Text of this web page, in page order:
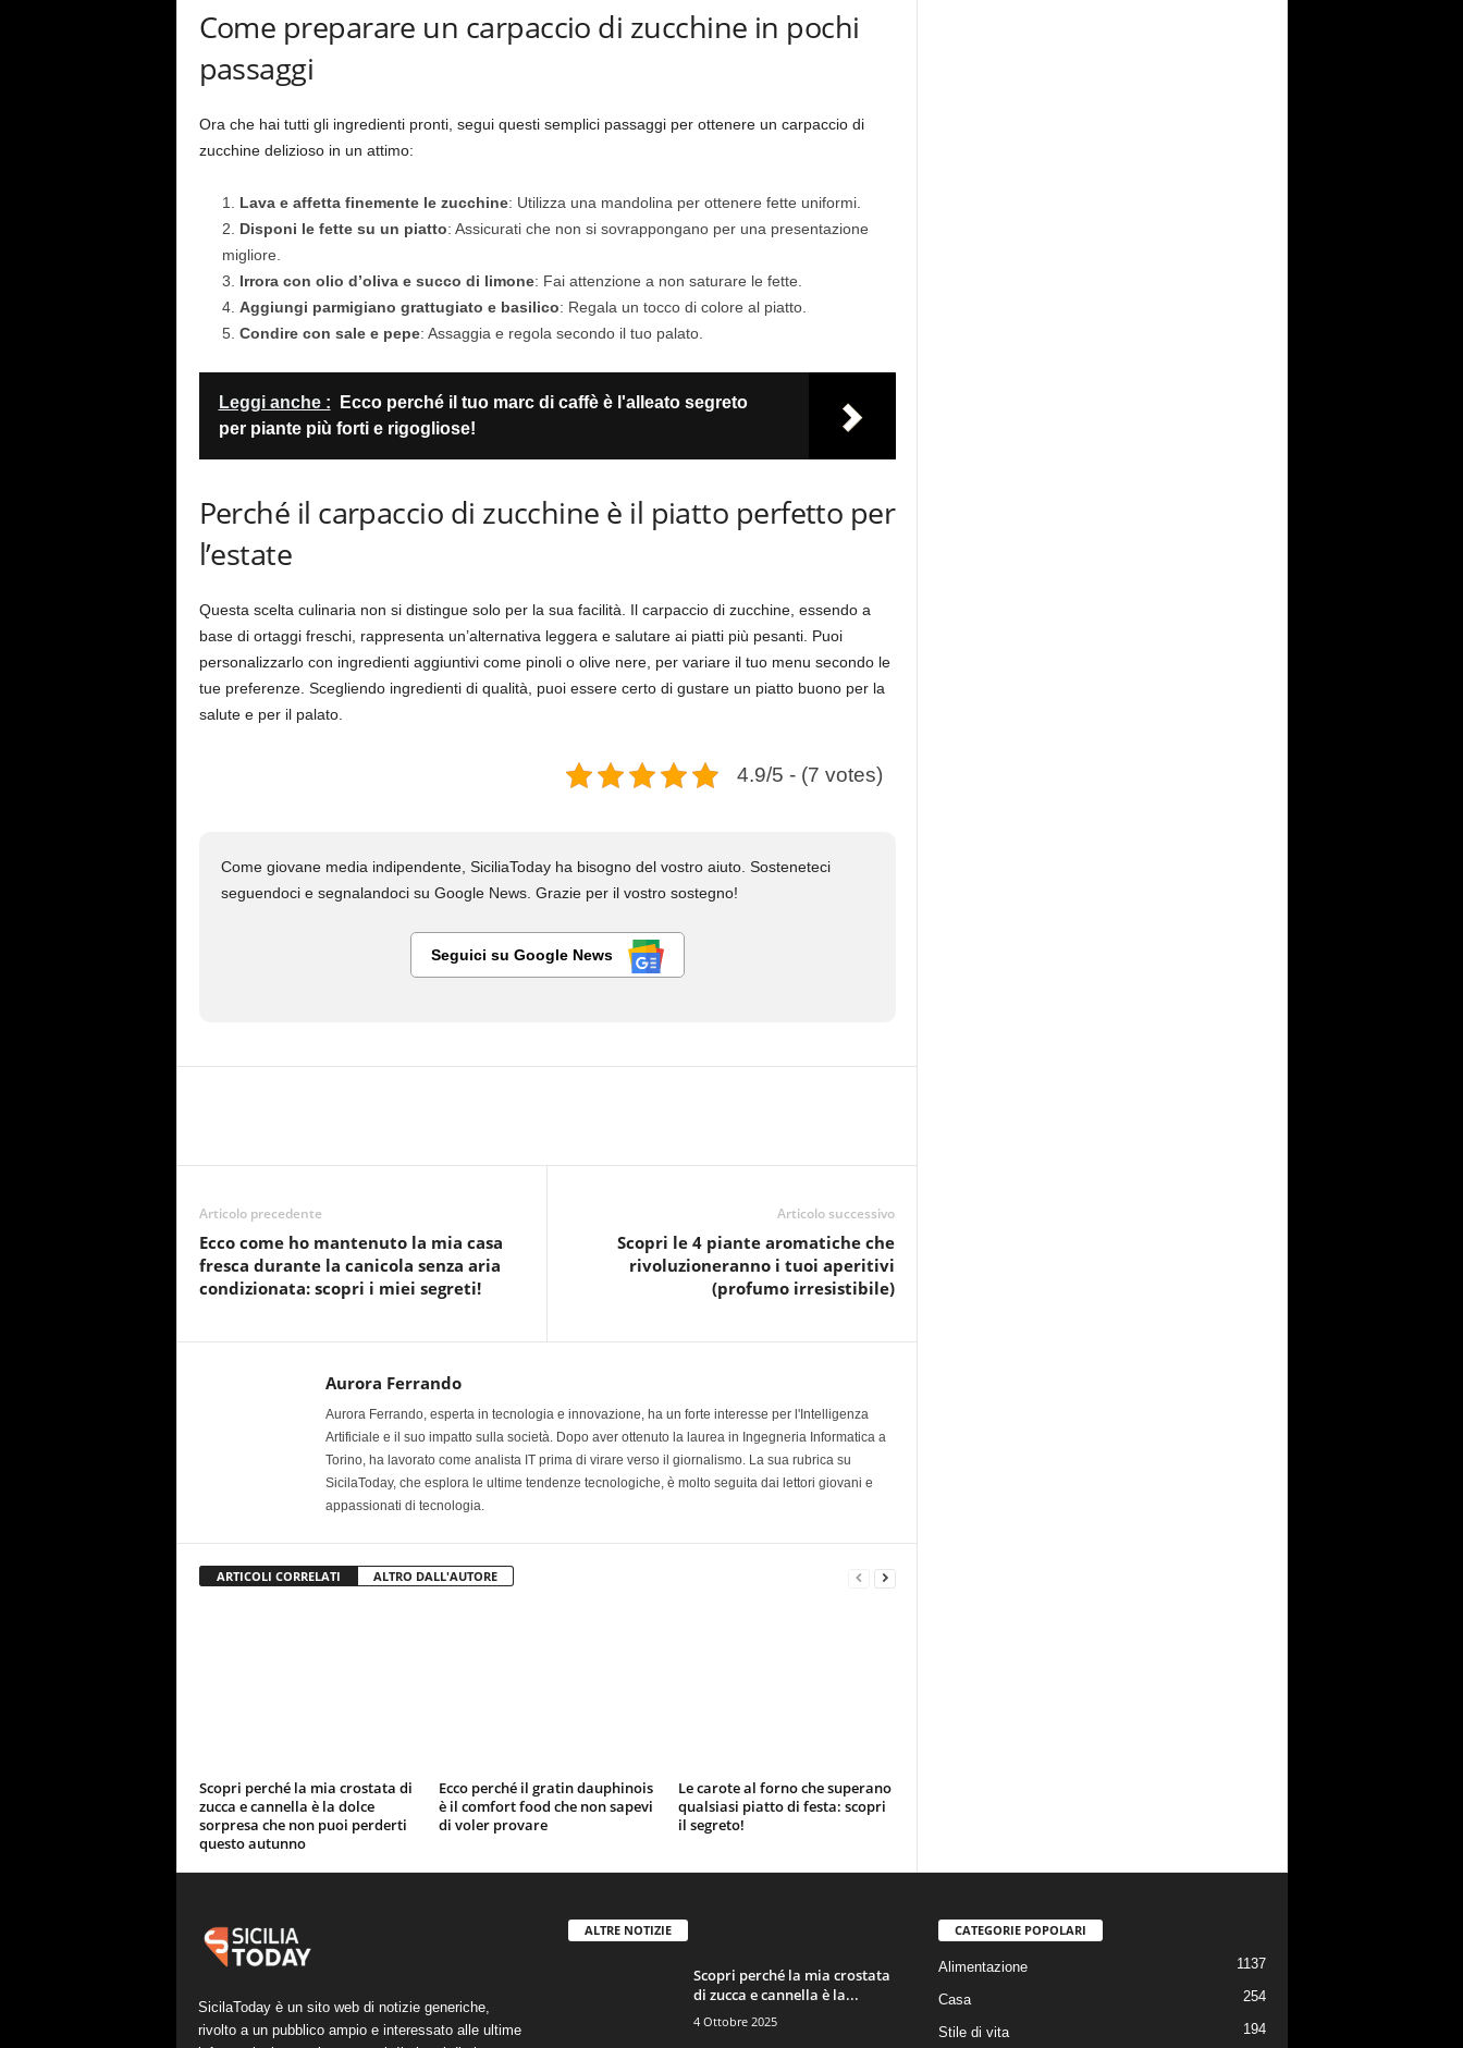
Come preparare un carpaccio di zucchine in pochi
passaggi
Ora che hai tutti gli ingredienti pronti, segui questi semplici passaggi per ottenere un carpaccio di
zucchine delizioso in un attimo:
Lava e affetta finemente le zucchine: Utilizza una mandolina per ottenere fette uniformi.
Disponi le fette su un piatto: Assicurati che non si sovrappongano per una presentazione
migliore.
Irrora con olio d’oliva e succo di limone: Fai attenzione a non saturare le fette.
Aggiungi parmigiano grattugiato e basilico: Regala un tocco di colore al piatto.
Condire con sale e pepe: Assaggia e regola secondo il tuo palato.
Leggi anche :
Ecco perché il tuo marc di caffè è l'alleato segreto
per piante più forti e rigogliose!
Perché il carpaccio di zucchine è il piatto perfetto per
l’estate
Questa scelta culinaria non si distingue solo per la sua facilità. Il carpaccio di zucchine, essendo a
base di ortaggi freschi, rappresenta un’alternativa leggera e salutare ai piatti più pesanti. Puoi
personalizzarlo con ingredienti aggiuntivi come pinoli o olive nere, per variare il tuo menu secondo le
tue preferenze. Scegliendo ingredienti di qualità, puoi essere certo di gustare un piatto buono per la
salute e per il palato.
4.9/5 - (7 votes)
Come giovane media indipendente, SiciliaToday ha bisogno del vostro aiuto. Sosteneteci
seguendoci e segnalandoci su Google News. Grazie per il vostro sostegno!
Seguici su Google News
Articolo precedente
Ecco come ho mantenuto la mia casa
fresca durante la canicola senza aria
condizionata: scopri i miei segreti!
Articolo successivo
Scopri le 4 piante aromatiche che
rivoluzioneranno i tuoi aperitivi
(profumo irresistibile)
Aurora Ferrando
Aurora Ferrando, esperta in tecnologia e innovazione, ha un forte interesse per l'Intelligenza
Artificiale e il suo impatto sulla società. Dopo aver ottenuto la laurea in Ingegneria Informatica a
Torino, ha lavorato come analista IT prima di virare verso il giornalismo. La sua rubrica su
SicilaToday, che esplora le ultime tendenze tecnologiche, è molto seguita dai lettori giovani e
appassionati di tecnologia.
ARTICOLI CORRELATI ALTRO DALL'AUTORE
Scopri perché la mia crostata di
zucca e cannella è la dolce
sorpresa che non puoi perderti
questo autunno
Ecco perché il gratin dauphinois
è il comfort food che non sapevi
di voler provare
Le carote al forno che superano
qualsiasi piatto di festa: scopri
il segreto!
SicilaToday è un sito web di notizie generiche,
rivolto a un pubblico ampio e interessato alle ultime
ALTRE NOTIZIE
Scopri perché la mia crostata
di zucca e cannella è la...
4 Ottobre 2025
CATEGORIE POPOLARI
Alimentazione 1137
Casa 254
Stile di vita 194